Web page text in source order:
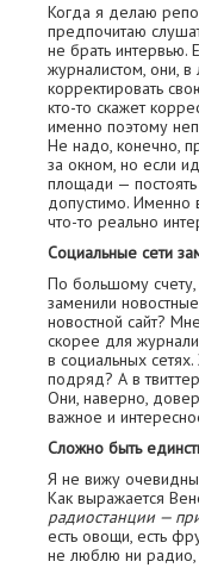
Когда я делаю
предпочитаю
не брать интервью.
журналистом, они,
корректировать
кто-то скажет
именно поэтому
Не надо, конечно,
за окном, но если
площади —
допустимо. Именно
что-то реально
Социальные сети
По большому счету,
заменили
новостной сайт?
скорее для
в социальных
подряд? А в
Они, наверно,
важное и
Сложно быть
Я не вижу
Как выражается
радиостанции —
есть овощи, есть
не люблю ни радио,